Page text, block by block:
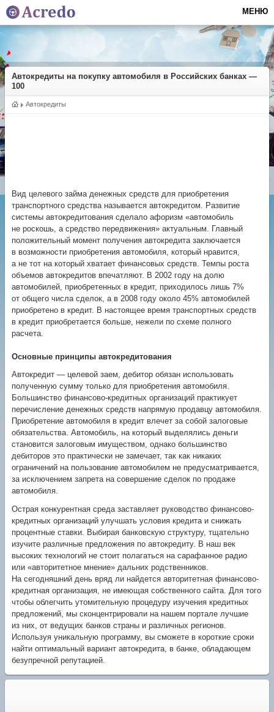
Автокредиты на покупку автомобиля в Российских банках —
100
Автокредиты
Вид целевого займа денежных средств для приобретения
транспортного средства называется автокредитом. Развитие
системы автокредитования сделало афоризм «автомобиль
не роскошь, а средство передвижения» актуальным. Главный
положительный момент получения автокредита заключается
в возможности приобретения автомобиля, который нравится,
а не тот на который хватает финансовых средств. Темпы роста
объемов автокредитов впечатляют. В 2002 году на долю
автомобилей, приобретенных в кредит, приходилось лишь 7%
от общего числа сделок, а в 2008 году около 45% автомобилей
приобретено в кредит. В настоящее время транспортных средств
в кредит приобретается больше, нежели по схеме полного
расчета.
Основные принципы автокредитования
Автокредит — целевой заем, дебитор обязан использовать
полученную сумму только для приобретения автомобиля.
Большинство финансово-кредитных организаций практикует
перечисление денежных средств напрямую продавцу автомобиля.
Приобретение автомобиля в кредит влечет за собой залоговые
обязательства. Автомобиль, на который выделялись деньги
становится залоговым имуществом, однако большинство
дебиторов это практически не замечает, так как никаких
ограничений на пользование автомобилем не предусматривается,
за исключением запрета на совершение сделок по продаже
автомобиля.
Острая конкурентная среда заставляет руководство финансово-
кредитных организаций улучшать условия кредита и снижать
процентные ставки. Выбирая банковскую структуру, тщательно
изучите различные предложения по автокредиту. В наш век
высоких технологий не стоит полагаться на сарафанное радио
или «авторитетное мнение» дальних родственников.
На сегодняшний день вряд ли найдется авторитетная финансово-
кредитная организация, не имеющая собственного сайта. Для того
чтобы облегчить утомительную процедуру изучения кредитных
предложений, мы сконцентрировали на нашем портале лучшие
из них, от ведущих банков страны и различных регионов.
Используя уникальную программу, вы сможете в короткие сроки
найти оптимальный вариант автокредита, в банке, обладающем
безупречной репутацией.
МЕНЮ